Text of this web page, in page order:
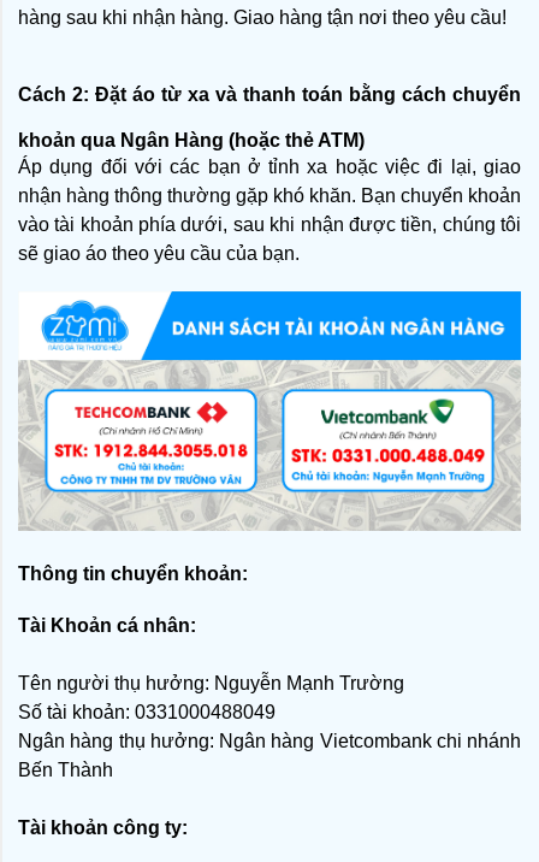
hàng sau khi nhận hàng. Giao hàng tận nơi theo yêu cầu!
Cách 2: Đặt áo từ xa và thanh toán bằng cách chuyển
khoản qua Ngân Hàng (hoặc thẻ ATM)
Áp dụng đối với các bạn ở tỉnh xa hoặc việc đi lại, giao
nhận hàng thông thường gặp khó khăn. Bạn chuyển khoản
vào tài khoản phía dưới, sau khi nhận được tiền, chúng tôi
sẽ giao áo theo yêu cầu của bạn.
Thông tin chuyển khoản:
Tài Khoản cá nhân:
Tên người thụ hưởng: Nguyễn Mạnh Trường
Số tài khoản: 0331000488049
Ngân hàng thụ hưởng: Ngân hàng Vietcombank chi nhánh
Bến Thành
Tài khoản công ty: